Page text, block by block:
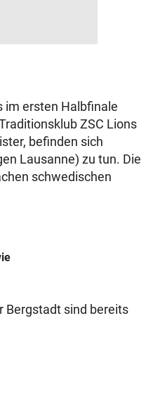
im ersten Halbfinale
ZSC Lions
befinden sich
Lausanne) zu tun. Die
schwedischen
Bergstadt sind bereits